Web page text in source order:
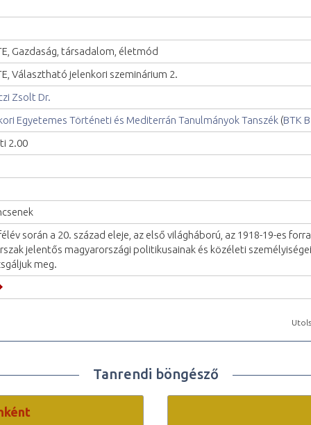
Gazdaság, társadalom, életmód
Választható jelenkori szeminárium 2.
Zsolt Dr.
Egyetemes Történeti és Mediterrán Tanulmányok Tanszék (BTK
2.00
során a 20. század eleje, az első világháború, az 1918-19-es
jelentős magyarországi politikusainak és közéleti
meg.
Tanrendi böngésző